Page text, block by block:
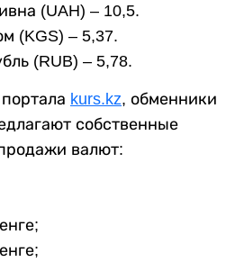
(UAH) – 10,5.
(KGS) – 5,37.
(RUB) – 5,78.
kurs.kz, обменники
собственные
валют: